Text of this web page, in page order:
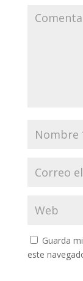
Guarda
este